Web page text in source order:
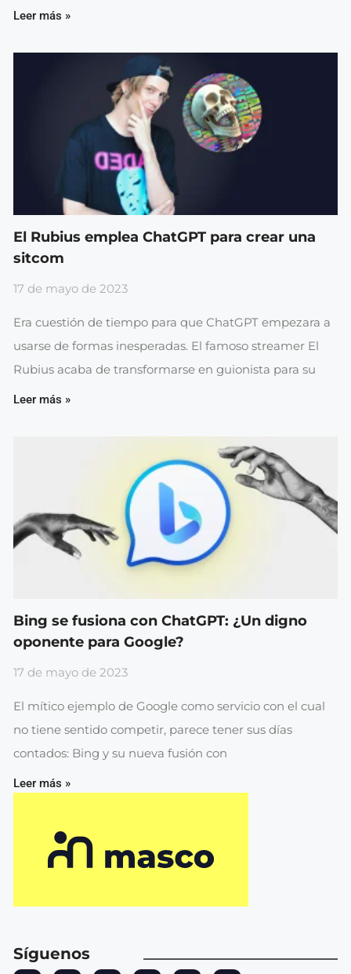
Leer más »
El Rubius emplea ChatGPT para crear una
sitcom
17 de mayo de 2023
Era cuestión de tiempo para que ChatGPT empezara a
usarse de formas inesperadas. El famoso streamer El
Rubius acaba de transformarse en guionista para su
Leer más »
Bing se fusiona con ChatGPT: ¿Un digno
oponente para Google?
17 de mayo de 2023
El mítico ejemplo de Google como servicio con el cual
no tiene sentido competir, parece tener sus días
contados: Bing y su nueva fusión con
Leer más »
Síguenos